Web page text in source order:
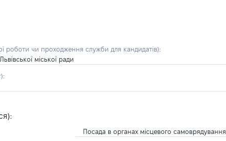
роботи чи проходження служби для кандидатів):
міської ради
:
Посада в органах місцевого самоврядування